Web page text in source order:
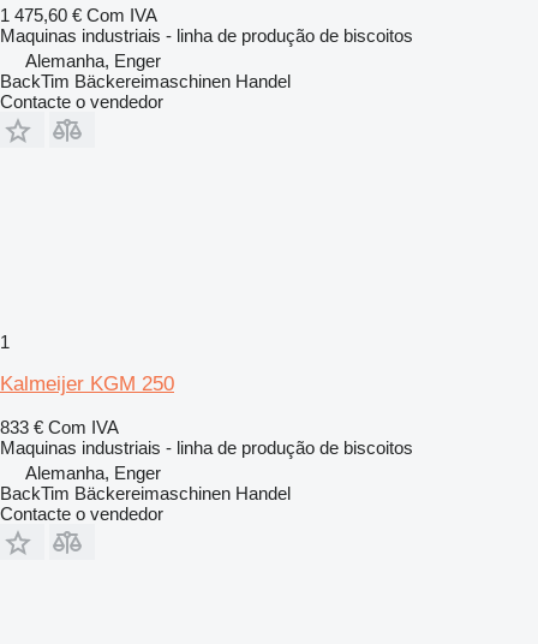
1 475,60 € Com IVA
Maquinas industriais - linha de produção de biscoitos
Alemanha, Enger
BackTim Bäckereimaschinen Handel
Contacte o vendedor
1
Kalmeijer KGM 250
833 € Com IVA
Maquinas industriais - linha de produção de biscoitos
Alemanha, Enger
BackTim Bäckereimaschinen Handel
Contacte o vendedor